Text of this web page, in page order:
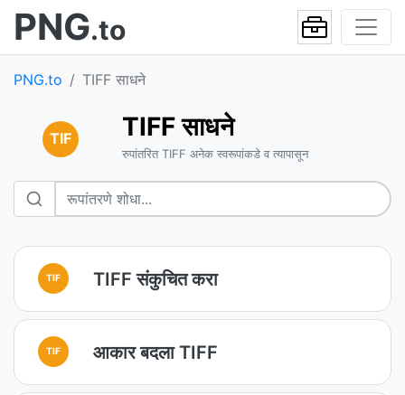
PNG.to
PNG.to TIFF साधने
TIF TIFF साधने
रुपांतरित TIFF अनेक स्वरूपांकडे व त्यापासून
TIF TIFF संकुचित करा
TIF आकार बदला TIFF